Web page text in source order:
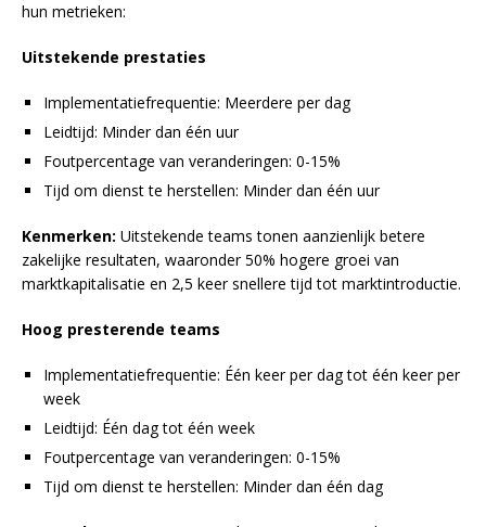
hun metrieken:
Uitstekende prestaties
Implementatiefrequentie: Meerdere per dag
Leidtijd: Minder dan één uur
Foutpercentage van veranderingen: 0-15%
Tijd om dienst te herstellen: Minder dan één uur
Kenmerken: Uitstekende teams tonen aanzienlijk betere
zakelijke resultaten, waaronder 50% hogere groei van
marktkapitalisatie en 2,5 keer snellere tijd tot marktintroductie.
Hoog presterende teams
Implementatiefrequentie: Één keer per dag tot één keer per
week
Leidtijd: Één dag tot één week
Foutpercentage van veranderingen: 0-15%
Tijd om dienst te herstellen: Minder dan één dag